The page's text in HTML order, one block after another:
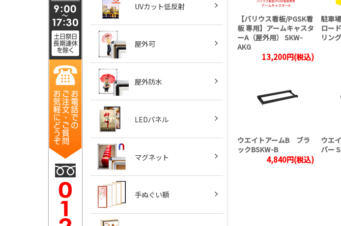
UVカット低反射
屋外可
屋外防水
LEDパネル
マグネット
手ぬぐい額
【バリウス看板/PGSK看
板 専用】アームキャスタ
ーA（屋外用） SKW-
AKG
13,200円(税込)
駐車
ロー
リン
ウエイトアームB ブラ
ックBSKW-B
4,840円(税込)
ウエ
バー